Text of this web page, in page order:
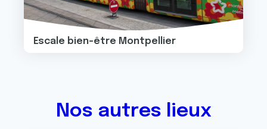
Escale bien-être Montpellier
Nos autres lieux